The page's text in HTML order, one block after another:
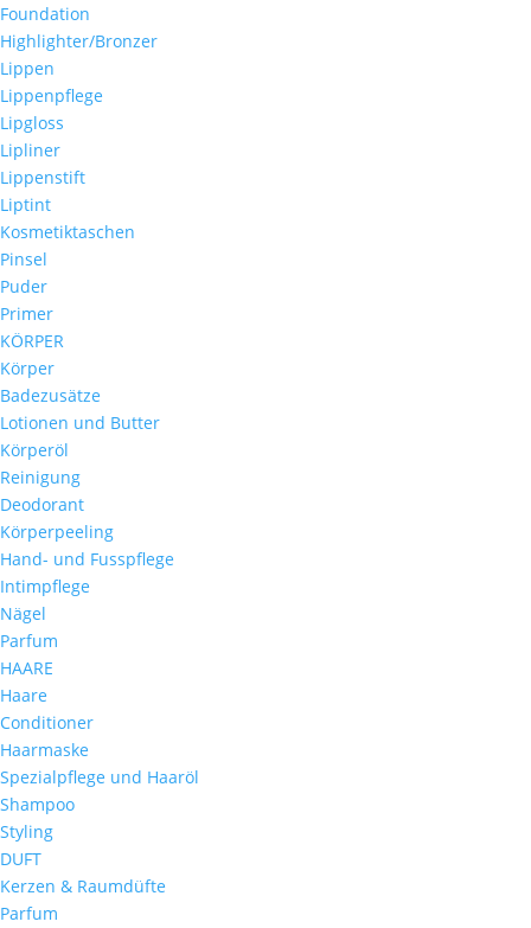
Foundation
Highlighter/Bronzer
Lippen
Lippenpflege
Lipgloss
Lipliner
Lippenstift
Liptint
Kosmetiktaschen
Pinsel
Puder
Primer
KÖRPER
Körper
Badezusätze
Lotionen und Butter
Körperöl
Reinigung
Deodorant
Körperpeeling
Hand- und Fusspflege
Intimpflege
Nägel
Parfum
HAARE
Haare
Conditioner
Haarmaske
Spezialpflege und Haaröl
Shampoo
Styling
DUFT
Kerzen & Raumdüfte
Parfum